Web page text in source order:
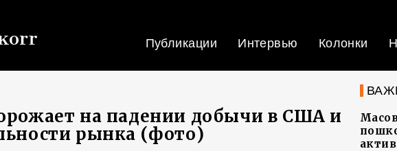
Публикации Интервью Колонки
на падении добычи в США и
рынка (фото)